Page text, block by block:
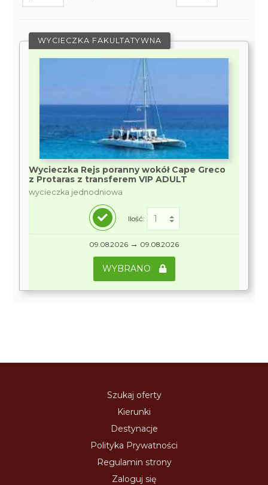
WYCIECZKA FAKULTATYWNA
Wycieczka Rejs poranny wokół Cape Greco
z Protaras z transferem VIP ADULT
wycieczka jednodniowa
Ilość:
09.08.2026 → 09.08.2026
WYBRANO
Szukaj oferty
Kierunki
Destynacje
Polityka Prywatności
Regulamin strony
Zaloguj się